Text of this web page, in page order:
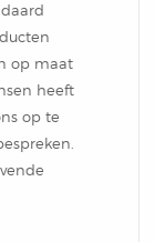
op maat
heeft
op te